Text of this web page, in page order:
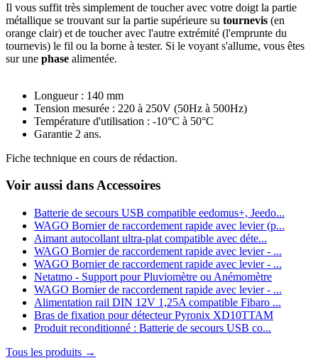
Il vous suffit très simplement de toucher avec votre doigt la partie
métallique se trouvant sur la partie supérieure su tournevis (en
orange clair) et de toucher avec l'autre extrémité (l'emprunte du
tournevis) le fil ou la borne à tester. Si le voyant s'allume, vous êtes
sur une phase alimentée.
Longueur : 140 mm
Tension mesurée : 220 à 250V (50Hz à 500Hz)
Température d'utilisation : -10°C à 50°C
Garantie 2 ans.
Fiche technique en cours de rédaction.
Voir aussi dans Accessoires
Batterie de secours USB compatible eedomus+, Jeedo...
WAGO Bornier de raccordement rapide avec levier (p...
Aimant autocollant ultra-plat compatible avec déte...
WAGO Bornier de raccordement rapide avec levier - ...
WAGO Bornier de raccordement rapide avec levier - ...
Netatmo - Support pour Pluviomètre ou Anémomètre
WAGO Bornier de raccordement rapide avec levier - ...
Alimentation rail DIN 12V 1,25A compatible Fibaro ...
Bras de fixation pour détecteur Pyronix XD10TTAM
Produit reconditionné : Batterie de secours USB co...
Tous les produits →